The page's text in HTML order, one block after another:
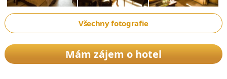
Všechny fotografie
Mám zájem o hotel